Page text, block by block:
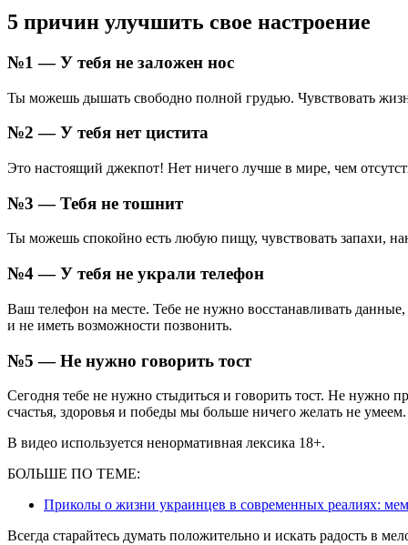
5 причин улучшить свое настроение
№1 — У тебя не заложен нос
Ты можешь дышать свободно полной грудью. Чувствовать
№2 — У тебя нет цистита
Это настоящий джекпот! Нет ничего лучше в мире, чем
№3 — Тебя не тошнит
Ты можешь спокойно есть любую пищу, чувствовать запахи,
№4 — У тебя не украли телефон
Ваш телефон на месте. Тебе не нужно восстанавливать
и не иметь возможности позвонить.
№5 — Не нужно говорить тост
Сегодня тебе не нужно стыдиться и говорить тост. Не нужно
счастья, здоровья и победы мы больше ничего желать не умеем.
В видео используется ненормативная лексика 18+.
БОЛЬШЕ ПО ТЕМЕ:
Приколы о жизни украинцев в современных реалиях:
Всегда старайтесь думать положительно и искать радость в